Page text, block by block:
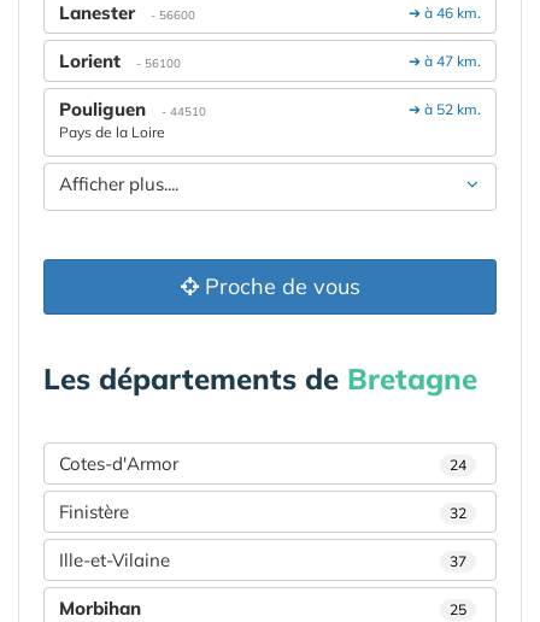
➔ à 46 km.
Lanester - 56600
➔ à 47 km.
Lorient - 56100
➔ à 52 km.
Pouliguen - 44510
Pays de la Loire
Afficher plus....
Proche de vous
Les départements de Bretagne
Cotes-d'Armor 24
Finistère 32
Ille-et-Vilaine 37
Morbihan 25